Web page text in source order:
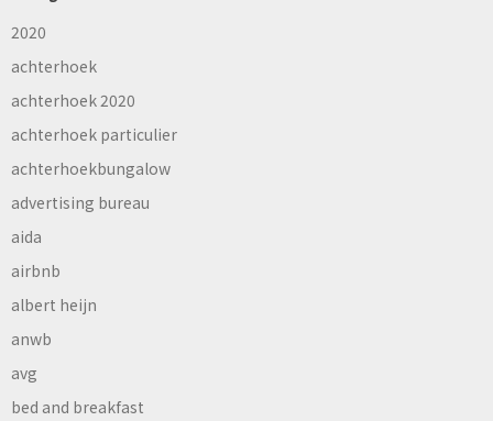
2020
achterhoek
achterhoek 2020
achterhoek particulier
achterhoekbungalow
advertising bureau
aida
airbnb
albert heijn
anwb
avg
bed and breakfast